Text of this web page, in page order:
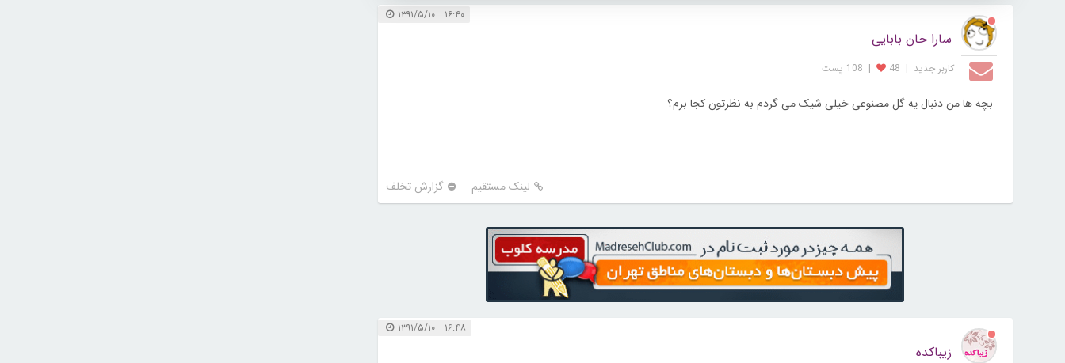
۱۶:۴۰ ۱۳۹۱/۵/۱۰
سارا خان بابایی
کاربر جديد |
48
| 108 پست
بچه ها من دنبال یه گل مصنوعی خیلی شیک می گردم به نظرتون کجا برم؟
لینک مستقیم گزارش تخلف
۱۶:۴۸ ۱۳۹۱/۵/۱۰
زیباکده